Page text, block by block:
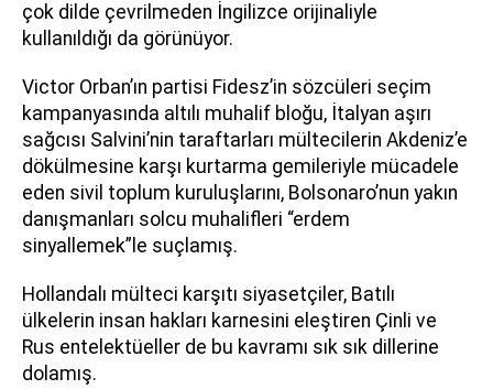
çok dilde çevrilmeden İngilizce orijinaliyle
kullanıldığı da görünüyor.
Victor Orban’ın partisi Fidesz’in sözcüleri seçim
kampanyasında altılı muhalif bloğu, İtalyan aşırı
sağcısı Salvini’nin taraftarları mültecilerin Akdeniz’e
dökülmesine karşı kurtarma gemileriyle mücadele
eden sivil toplum kuruluşlarını, Bolsonaro’nun yakın
danışmanları solcu muhalifleri “erdem
sinyallemek”le suçlamış.
Hollandalı mülteci karşıtı siyasetçiler, Batılı
ülkelerin insan hakları karnesini eleştiren Çinli ve
Rus entelektüeller de bu kavramı sık sık dillerine
dolamış.